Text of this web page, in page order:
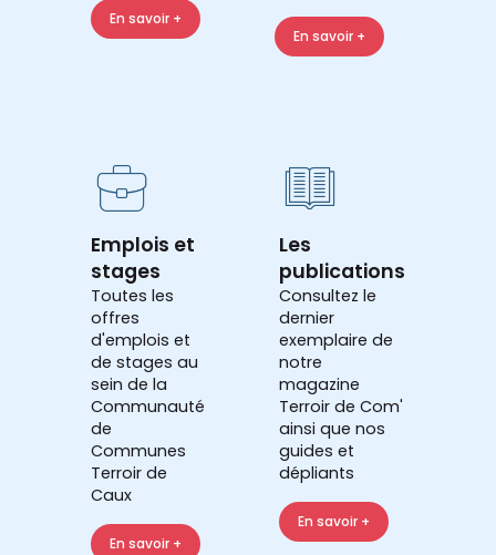
En savoir +
En savoir +
Emplois et
stages
Toutes les
offres
d'emplois et
de stages au
sein de la
Communauté
de
Communes
Terroir de
Caux
En savoir +
Les
publications
Consultez le
dernier
exemplaire de
notre
magazine
Terroir de Com'
ainsi que nos
guides et
dépliants
En savoir +